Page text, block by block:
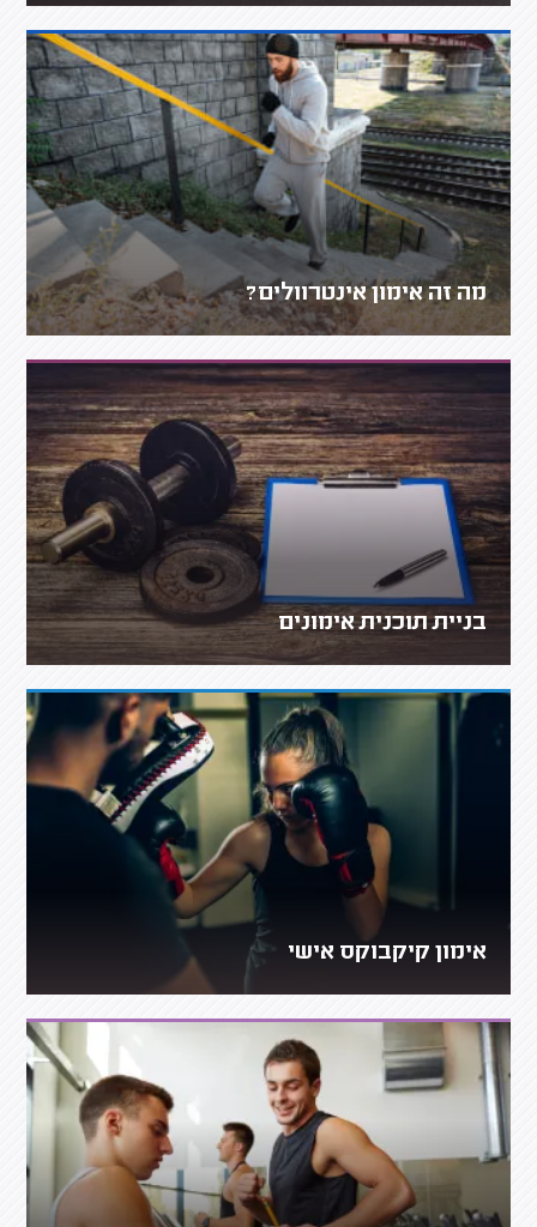
מה זה אימון אינטרוולים?
בניית תוכנית אימונים
אימון קיקבוקס אישי